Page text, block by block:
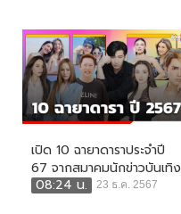
เปิด 10 ฉายาดาราประจำปี
67 จากสมาคมนักข่าวบันเทิง
08:24 น.
23 ธ.ค. 2567